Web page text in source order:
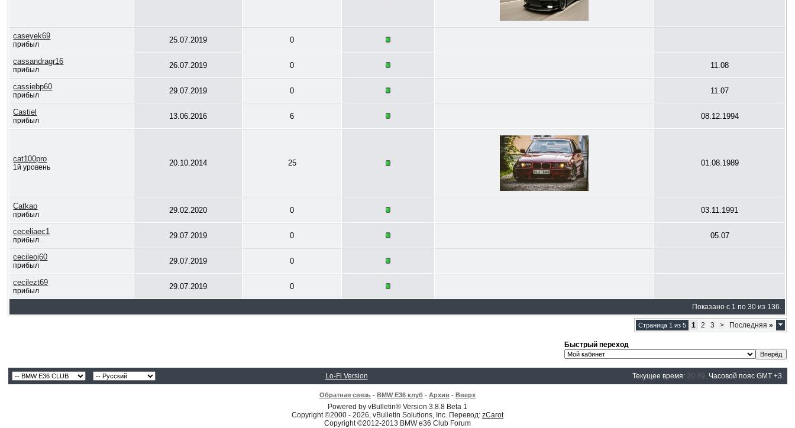
caseyek69
прибыл 25.07.2019 0
cassandragr16
прибыл 26.07.2019 0 11.08
cassiebp60
прибыл 29.07.2019 0 11.07
Castiel
прибыл 13.06.2016 6 08.12.1994
cat100pro
1й уровень 20.10.2014 25 01.08.1989
Catkao
прибыл 29.02.2020 0 03.11.1991
ceceliaec1
прибыл 29.07.2019 0 05.07
cecileoj60
прибыл 29.07.2019 0
cecilezt69
прибыл 29.07.2019 0
Показано с 1 по 30 из 136.
Страница 1 из 5 1 2 3 > Последняя»
Быстрый переход
Lo-Fi Version Текущее время: 20:39. Часовой пояс GMT +3.
Обратная связь - BMW E36 клуб - Архив - Вверх
Powered by vBulletin® Version 3.8.8 Beta 1
Copyright ©2000 - 2026, vBulletin Solutions, Inc. Перевод: zCarot
Copyright ©2012-2013 BMW e36 Club Forum